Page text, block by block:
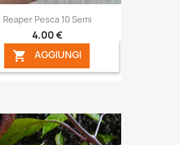
Reaper Pesca 10 Semi
4,00 €
 AGGIUNGI